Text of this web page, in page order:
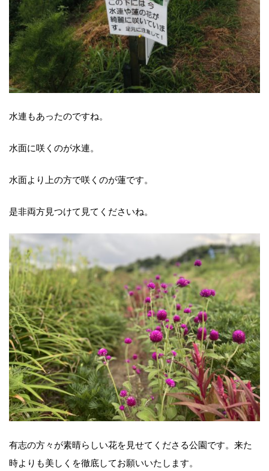
水連もあったのですね。
水面に咲くのが水連。
水面より上の方で咲くのが蓮です。
是非両方見つけて見てくださいね。
有志の方々が素晴らしい花を見せてくださる公園です。来た
時よりも美しくを徹底してお願いいたします。